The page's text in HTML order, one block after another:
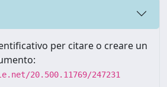
per citare o creare un
20.500.11769/247231